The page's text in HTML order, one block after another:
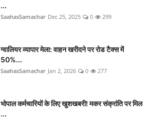
...
SaahasSamachar Dec 25, 2025 0 299
ग्वालियर व्यापार मेला: वाहन खरीदने पर रोड टैक्स में
50%...
SaahasSamachar Jan 2, 2026 0 277
भोपाल कर्मचारियों के लिए खुशखबरी! मकर संक्रांति पर मिल
...